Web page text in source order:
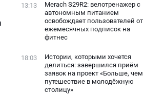
13:13
Merach S29R2: велотренажер с
автономным питанием
освобождает пользователей от
ежемесячных подписок на
фитнес
18:03
Истории, которыми хочется
делиться: завершился приём
заявок на проект «Больше, чем
путешествие в молодёжную
столицу»